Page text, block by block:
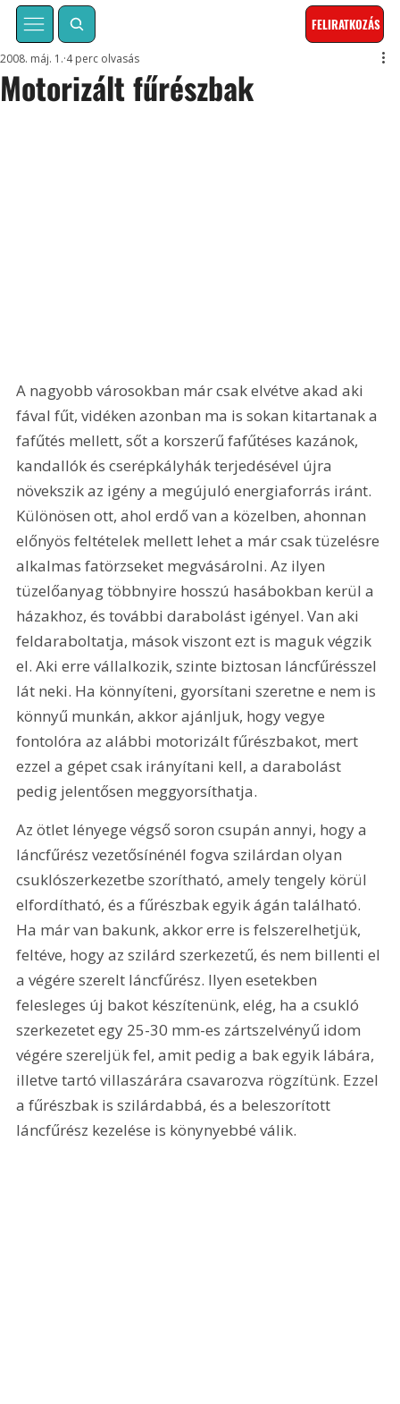
FELIRATKOZÁS
Motorizált fűrészbak
2008. máj. 1. 4 perc olvasás
A nagyobb városokban már csak elvétve akad aki
fával fűt, vidéken azonban ma is sokan kitartanak a
fafűtés mellett, sőt a korszerű fafűtéses kazánok,
kandallók és cserépkályhák terjedésével újra
növekszik az igény a megújuló energiaforrás iránt.
Különösen ott, ahol erdő van a közelben, ahonnan
előnyös feltételek mellett lehet a már csak tüzelésre
alkalmas fatörzseket megvásárolni. Az ilyen
tüzelőanyag többnyire hosszú hasábokban kerül a
házakhoz, és további darabolást igényel. Van aki
feldaraboltatja, mások viszont ezt is maguk végzik
el. Aki erre vállalkozik, szinte biztosan láncfűrésszel
lát neki. Ha könnyíteni, gyorsítani szeretne e nem is
könnyű munkán, akkor ajánljuk, hogy vegye
fontolóra az alábbi motorizált fűrészbakot, mert
ezzel a gépet csak irányítani kell, a darabolást
pedig jelentősen meggyorsíthatja.
Az ötlet lényege végső soron csupán annyi, hogy a
láncfűrész vezetősínénél fogva szilárdan olyan
csuklószerkezetbe szorítható, amely tengely körül
elfordítható, és a fűrészbak egyik ágán található.
Ha már van bakunk, akkor erre is felszerelhetjük,
feltéve, hogy az szilárd szerkezetű, és nem billenti el
a végére szerelt láncfűrész. Ilyen esetekben
felesleges új bakot készítenünk, elég, ha a csukló
szerkezetet egy 25-30 mm-es zártszelvényű idom
végére szereljük fel, amit pedig a bak egyik lábára,
illetve tartó villaszárára csavarozva rögzítünk. Ezzel
a fűrészbak is szilárdabbá, és a beleszorított
láncfűrész kezelése is könynyebbé válik.